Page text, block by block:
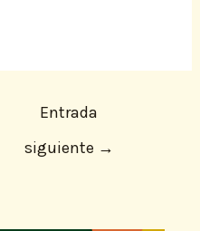
Entrada
siguiente →